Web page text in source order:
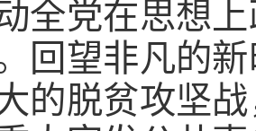
全党在思想
回望非凡的
的脱贫攻坚